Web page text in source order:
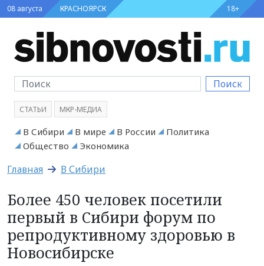
08 августа КРАСНОЯРСК 18+
Поиск
СТАТЬИ МКР-МЕДИА
В Сибири В мире В России
Политика
Общество
Экономика
Главная В Сибири
Более 450 человек посетили
первый в Сибири форум по
репродуктивному здоровью в
Новосибирске